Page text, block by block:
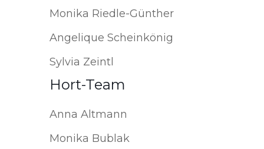
Monika Riedle-Günther
Angelique Scheinkönig
Sylvia Zeintl
Hort-Team
Anna Altmann
Monika Bublak